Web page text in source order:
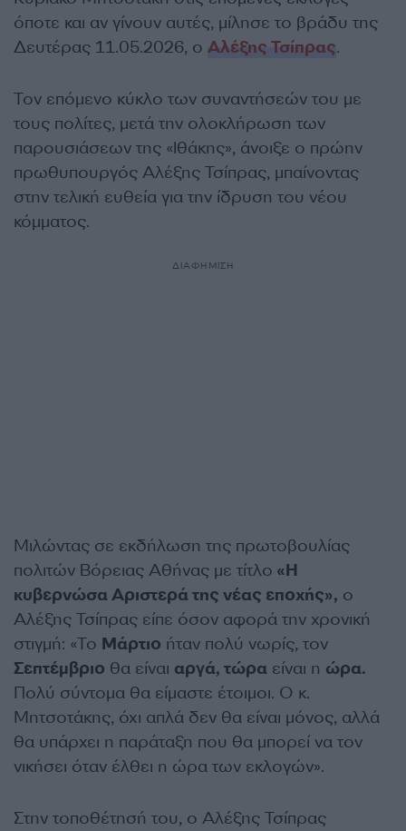
όποτε και αν γίνουν αυτές, μίλησε το βράδυ της
Δευτέρας 11.05.2026, ο Αλέξης Τσίπρας.
Τον επόμενο κύκλο των συναντήσεών του με
τους πολίτες, μετά την ολοκλήρωση των
παρουσιάσεων της «Ιθάκης», άνοιξε ο πρώην
πρωθυπουργός Αλέξης Τσίπρας, μπαίνοντας
στην τελική ευθεία για την ίδρυση του νέου
κόμματος.
ΔΙΑΦΗΜΙΣΗ
Μιλώντας σε εκδήλωση της πρωτοβουλίας
πολιτών Βόρειας Αθήνας με τίτλο «Η
κυβερνώσα Αριστερά της νέας εποχής», ο
Αλέξης Τσίπρας είπε όσον αφορά την χρονική
στιγμή: «Το Μάρτιο ήταν πολύ νωρίς, τον
Σεπτέμβριο θα είναι αργά, τώρα είναι η ώρα.
Πολύ σύντομα θα είμαστε έτοιμοι. Ο κ.
Μητσοτάκης, όχι απλά δεν θα είναι μόνος, αλλά
θα υπάρχει η παράταξη που θα μπορεί να τον
νικήσει όταν έλθει η ώρα των εκλογών».
Στην τοποθέτησή του, ο Αλέξης Τσίπρας